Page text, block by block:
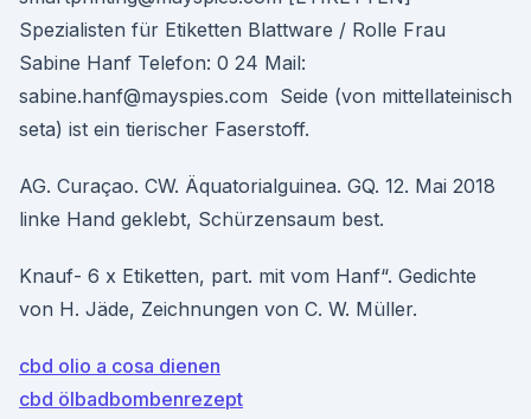
Spezialisten für Etiketten Blattware / Rolle Frau
Sabine Hanf Telefon: 0 24 Mail:
sabine.hanf@mayspies.com Seide (von mittellateinisch
seta) ist ein tierischer Faserstoff.
AG. Curaçao. CW. Äquatorialguinea. GQ. 12. Mai 2018
linke Hand geklebt, Schürzensaum best.
Knauf- 6 x Etiketten, part. mit vom Hanf“. Gedichte
von H. Jäde, Zeichnungen von C. W. Müller.
cbd olio a cosa dienen
cbd ölbadbombenrezept